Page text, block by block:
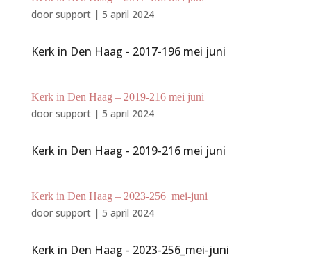
door support| 5 april 2024
Kerk in Den Haag - 2017-196 mei juni
Kerk in Den Haag – 2019-216 mei juni
door support| 5 april 2024
Kerk in Den Haag - 2019-216 mei juni
Kerk in Den Haag – 2023-256_mei-juni
door support| 5 april 2024
Kerk in Den Haag - 2023-256_mei-juni